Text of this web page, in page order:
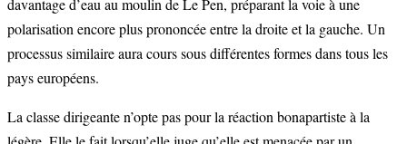
davantage d’eau au moulin de Le Pen, préparant la voie à une
polarisation encore plus prononcée entre la droite et la gauche. Un
processus similaire aura cours sous différentes formes dans tous les
pays européens.
La classe dirigeante n’opte pas pour la réaction bonapartiste à la